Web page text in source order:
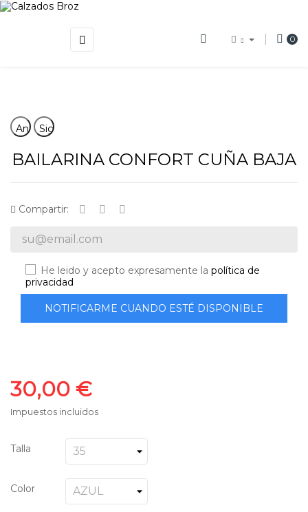
Navegación
de
☰ 0
AnteriorSiguiente
BAILARINA CONFORT CUÑA BAJA
Compartir:
He leido y acepto expresamente lapolítica de
privacidad
NOTIFICARME CUANDO ESTÉ DISPONIBLE
30,00 €
Impuestos incluidos
Talla
Color